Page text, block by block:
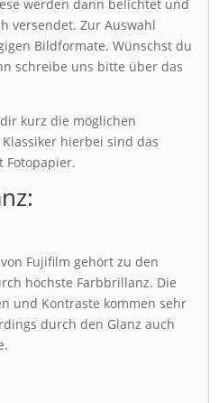
werden dann belichtet und
versendet. Zur Auswahl
Bildformate. Wünschst du
schreibe uns bitte über das
kurz die möglichen
hierbei sind das
Fotopapier.
Fujifilm gehört zu den
höchste Farbbrillanz. Die
und Kontraste kommen sehr
durch den Glanz auch